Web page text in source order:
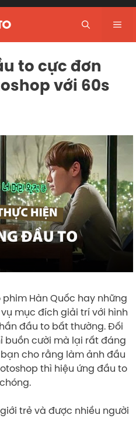
to cực đơn
với 60s
Hàn Quốc hay những
mục đích giải trí với hình
đầu to bất thường. Đối
buồn cười mà lại rất đáng
cho rằng làm ảnh đầu
thì hiệu ứng đầu to
trẻ và được nhiều người